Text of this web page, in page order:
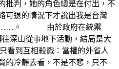
批判，她的角色總是在付出，不
可退的情況下才說出我是台灣
一切……。 由於政府在統禦
深山從事地下活動，結局是大
看到互相殺戮：當權的外省人
的冷靜去看，不是不悲，只不